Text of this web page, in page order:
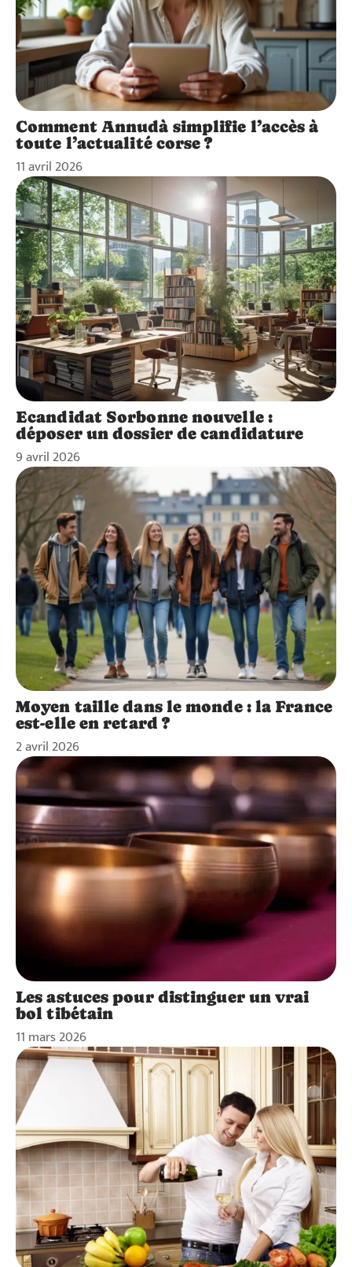
Comment Annudà simplifie l’accès à
toute l’actualité corse ?
11 avril 2026
Ecandidat Sorbonne nouvelle :
déposer un dossier de candidature
9 avril 2026
Moyen taille dans le monde : la France
est-elle en retard ?
2 avril 2026
Les astuces pour distinguer un vrai
bol tibétain
11 mars 2026